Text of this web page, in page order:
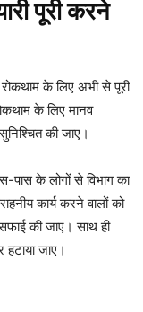
पूरी करने
रोकथाम के लिए अभी से पूरी
के लिए मानव
की जाए।
पास के लोगों से विभाग का
कार्य करने वालों को
की जाए। साथ ही
जाए।